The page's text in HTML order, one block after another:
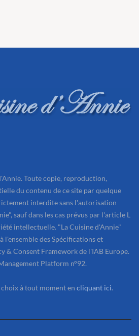
Toute copie, reproduction,
du contenu de ce site par quelque
interdite sans l'autorisation
sauf dans les cas prévus par l'article L
intellectuelle. "La Cuisine d'Annie"
l'ensemble des Spécifications et
& Consent Framework de l'IAB Europe.
Platform n°92.
à tout moment en cliquant ici.